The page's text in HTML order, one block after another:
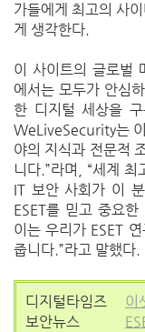
가들에게 최고의 사
게 생각한다.
이 사이트의 글로벌
에서는 모두가 안심
한 디지털 세상을 구
WeLiveSecurity는
야의 지식과 전문적
니다.”라며, “세계 최
IT 보안 사회가 이
ESET를 믿고 중요
이는 우리가 ESET
줍니다.”라고 말했다.
디지털타임즈
이
보안뉴스